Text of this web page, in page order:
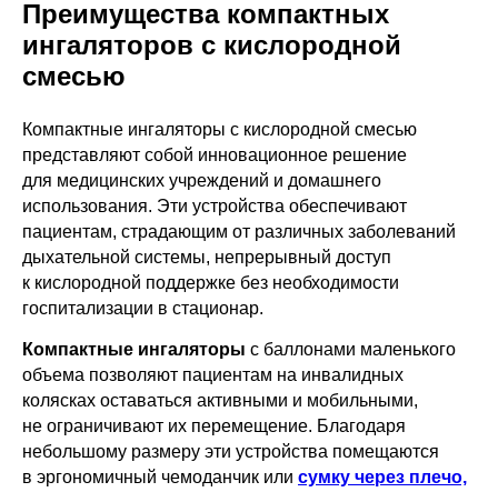
Преимущества компактных
ингаляторов с кислородной
смесью
Компактные ингаляторы с кислородной смесью
представляют собой инновационное решение
для медицинских учреждений и домашнего
использования. Эти устройства обеспечивают
пациентам, страдающим от различных заболеваний
дыхательной системы, непрерывный доступ
к кислородной поддержке без необходимости
госпитализации в стационар.
Компактные ингаляторы с баллонами маленького
объема позволяют пациентам на инвалидных
колясках оставаться активными и мобильными,
не ограничивают их перемещение. Благодаря
небольшому размеру эти устройства помещаются
в эргономичный чемоданчик или сумку через плечо,